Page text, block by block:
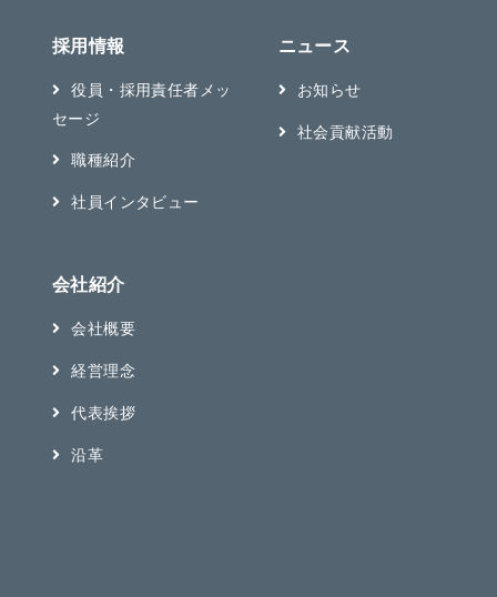
採用情報
役員・採用責任者メッ
セージ
職種紹介
社員インタビュー
ニュース
お知らせ
社会貢献活動
会社紹介
会社概要
経営理念
代表挨拶
沿革